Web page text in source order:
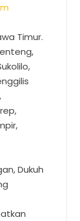
Timur.
Dukuh